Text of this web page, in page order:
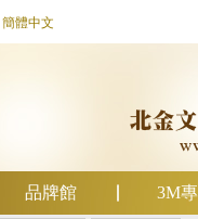
簡體中文
品牌館 3M